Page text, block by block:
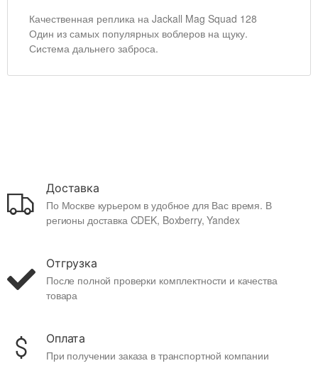
Качественная реплика на Jackall Mag Squad 128
Один из самых популярных воблеров на щуку.
Система дальнего заброса.
Доставка
По Москве курьером в удобное для Вас время. В
регионы доставка CDEK, Boxberry, Yandex
Отгрузка
После полной проверки комплектности и качества
товара
Оплата
При получении заказа в транспортной компании